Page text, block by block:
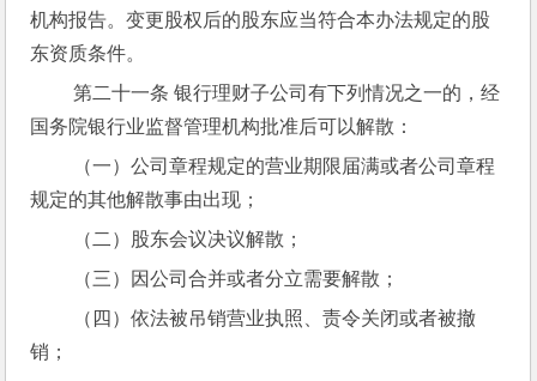
机构报告。变更股权后的股东应当符合本办法规定的股
东资质条件。
第二十一条 银行理财子公司有下列情况之一的，经
国务院银行业监督管理机构批准后可以解散：
规定的其他解散事由出现；
（二）股东会议决议解散；
（三）因公司合并或者分立需要解散；
销；